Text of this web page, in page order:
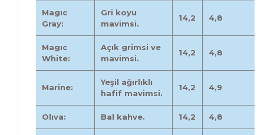
Magıc
Gray:
Gri koyu
mavimsi.
14,2 4,8
Magıc
White:
Açık grimsi ve
mavimsi.
14,2 4,8
Marine:
Yeşil ağırlıklı
hafif mavimsi.
14,2 4,9
Olıva: Bal kahve. 14,2 4,8